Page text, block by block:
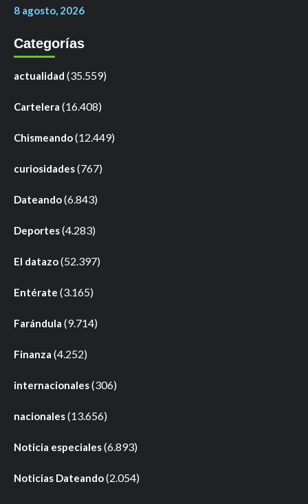
8 agosto, 2026
Categorías
actualidad (35.559)
Cartelera (16.408)
Chismeando(12.449)
curiosidades(767)
Dateando(6.843)
Deportes(4.283)
El datazo(52.397)
Entérate (3.165)
Farándula (9.714)
Finanza (4.252)
internacionales(306)
nacionales(13.656)
Noticia especiales(6.893)
Noticias Dateando(2.054)